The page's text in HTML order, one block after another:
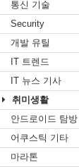
통신 기술
Security
개발 유틸
IT 트렌드
IT 뉴스 기사
취미생활
안드로이드 탐방
어쿠스틱 기타
마라톤